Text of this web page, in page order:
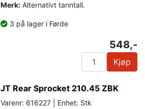
Merk: Alternativt tanntall.
3 på lager i Førde
548,-
Kjøp
JT Rear Sprocket 210.45 ZBK
Varenr: 616227 | Enhet: Stk